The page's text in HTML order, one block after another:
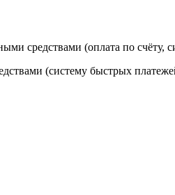
средствами (оплата по счёту,
(систему быстрых